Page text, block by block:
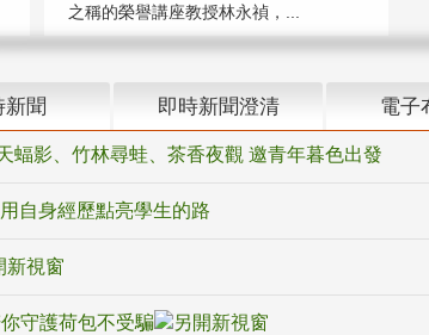
之稱的榮譽講座教授林永禎，...
新聞 即時新聞澄清 電子
蝠影、竹林尋蛙、茶香夜觀 邀青年暮色出發
自身經歷點亮學生的路
守護荷包不受騙